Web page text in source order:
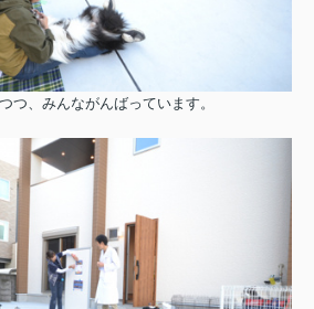
つ、みんながんばっています。